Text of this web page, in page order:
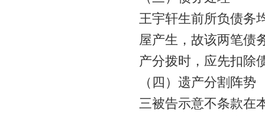
王宇轩生前所负债务
屋产生，故该两笔债
产分拨时，应先扣除
（四）遗产分割阵势
三被告示意不条款在